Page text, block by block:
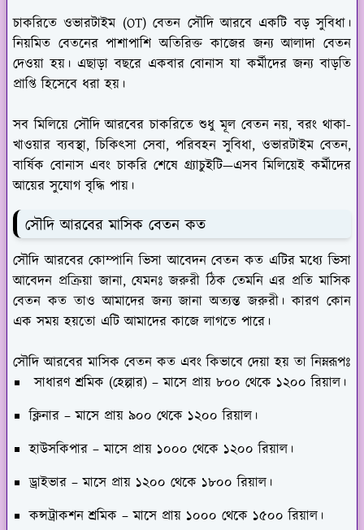
চাকরিতে ওভারটাইম (OT) বেতন সৌদি আরবে একটি বড় সুবিধা।
নিয়মিত বেতনের পাশাপাশি অতিরিক্ত কাজের জন্য আলাদা বেতন
দেওয়া হয়। এছাড়া বছরে একবার বোনাস যা কর্মীদের জন্য বাড়তি
প্রাপ্তি হিসেবে ধরা হয়।
সব মিলিয়ে সৌদি আরবের চাকরিতে শুধু মূল বেতন নয়, বরং থাকা-
খাওয়ার ব্যবস্থা, চিকিৎসা সেবা, পরিবহন সুবিধা, ওভারটাইম বেতন,
বার্ষিক বোনাস এবং চাকরি শেষে গ্র্যাচুইটি—এসব মিলিয়েই কর্মীদের
আয়ের সুযোগ বৃদ্ধি পায়।
সৌদি আরবের মাসিক বেতন কত
সৌদি আরবের কোম্পানি ভিসা আবেদন বেতন কত এটির মধ্যে ভিসা
আবেদন প্রক্রিয়া জানা, যেমনঃ জরুরী ঠিক তেমনি এর প্রতি মাসিক
বেতন কত তাও আমাদের জন্য জানা অত্যন্ত জরুরী। কারণ কোন
এক সময় হয়তো এটি আমাদের কাজে লাগতে পারে।
সৌদি আরবের মাসিক বেতন কত এবং কিভাবে দেয়া হয় তা নিম্নরূপঃ
সাধারণ শ্রমিক (হেল্পার) – মাসে প্রায় ৮০০ থেকে ১২০০ রিয়াল।
ক্লিনার – মাসে প্রায় ৯০০ থেকে ১২০০ রিয়াল।
হাউসকিপার – মাসে প্রায় ১০০০ থেকে ১২০০ রিয়াল।
ড্রাইভার – মাসে প্রায় ১২০০ থেকে ১৮০০ রিয়াল।
কন্সট্রাকশন শ্রমিক – মাসে প্রায় ১০০০ থেকে ১৫০০ রিয়াল।